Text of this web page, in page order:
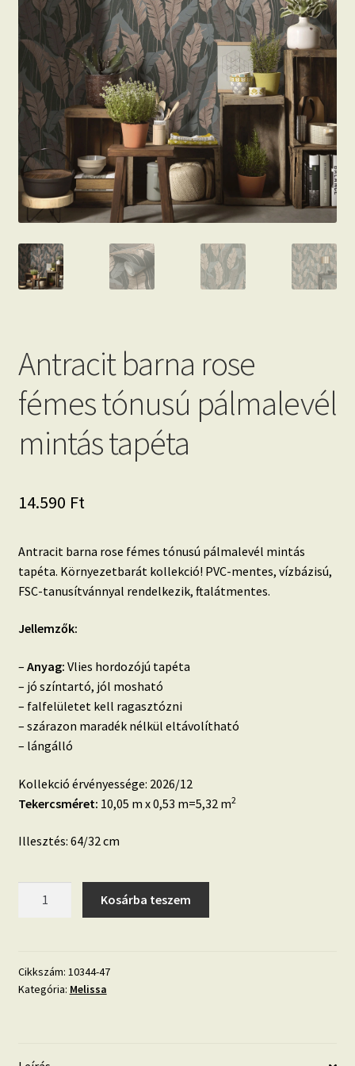
Beton hatású tapéták
Kapcsolat
Antracit barna rose
fémes tónusú pálmalevél
mintás tapéta
14.590 Ft
Antracit barna rose fémes tónusú pálmalevél mintás
tapéta. Környezetbarát kollekció! PVC-mentes, vízbázisú,
FSC-tanusítvánnyal rendelkezik, ftalátmentes.
Jellemzők:
– Anyag: Vlies hordozójú tapéta
– jó színtartó, jól mosható
– falfelületet kell ragasztózni
– szárazon maradék nélkül eltávolítható
– lángálló
Kollekció érvényessége: 2026/12
Tekercsméret: 10,05 m x 0,53 m=5,32 m2
Illesztés: 64/32 cm
tónusú
pálmalevél
Kosárba teszem
Cikkszám: 10344-47
Kategória: Melissa